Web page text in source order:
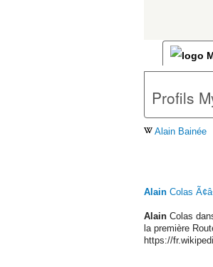
Profils
Alain Bainée
Alain Colas
Alain Colas
la première
https://